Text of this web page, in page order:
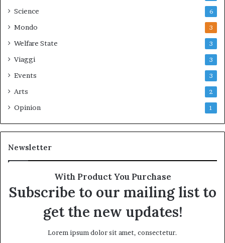
Science 6
Mondo 3
Welfare State 3
Viaggi 3
Events 3
Arts 2
Opinion 1
Newsletter
With Product You Purchase
Subscribe to our mailing list to
get the new updates!
Lorem ipsum dolor sit amet, consectetur.